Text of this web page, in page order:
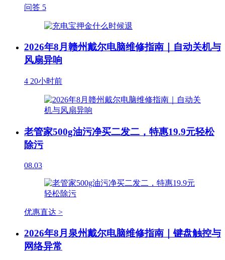
问答 5
2026年8月赣州戴尔电脑维修指南｜自动关机与
风扇异响
4 20小时前
老管家500g油污净买二发二，特惠19.9元轻松
除污
08.03
优惠直达 >
2026年8月泉州戴尔电脑维修指南｜键盘触控与
网络异常